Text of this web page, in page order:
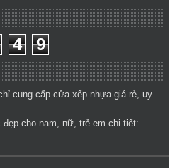
4 9
cung cấp cửa xếp nhựa giá rẻ, uy
cho nam, nữ, trẻ em chi tiết: